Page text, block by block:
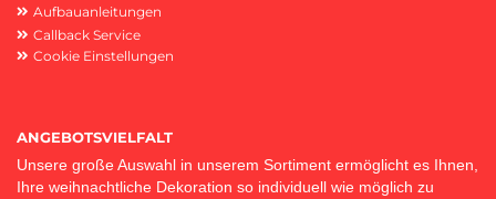
Aufbauanleitungen
Callback Service
Cookie Einstellungen
ANGEBOTSVIELFALT
Unsere große Auswahl in unserem Sortiment ermöglicht es Ihnen,
Ihre weihnachtliche Dekoration so individuell wie möglich zu